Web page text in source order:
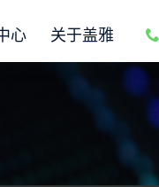
心 关于盖雅